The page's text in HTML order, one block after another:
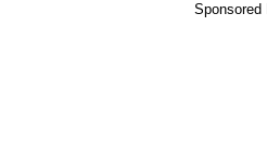
Sponsored